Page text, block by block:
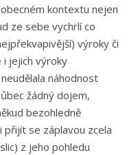
kontextu nejen
ze sebe vychrlí co
výroky či
i jejich výroky
náhodnost
žádný dojem,
bezohledně
se záplavou zcela
z jeho pohledu